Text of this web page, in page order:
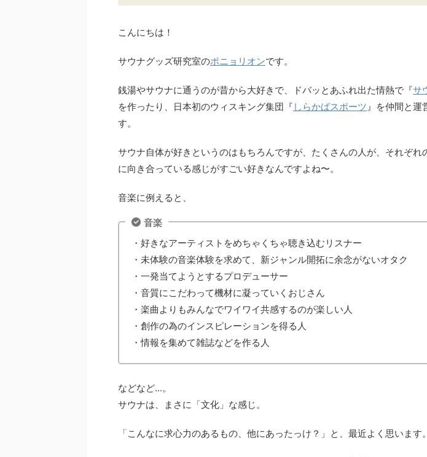
こんにちは！
サウナグッズ研究室のポニョリオンです。
銭湯やサウナに通うのが昔から大好きで、ドバッとあふれ出た情熱で『サ
を作ったり、日本初のウィスキング集団『 しらかばスポーツ 』を仲間と運
す。
サウナ自体が好きというのはもちろんですが、たくさんの人が、それぞれ
に向き合っている感じがすごい好きなんですよね〜。
音楽に例えると、
音楽
・好きなアーティストをめちゃくちゃ聴き込むリスナー
・未体験の音楽体験を求めて、新ジャンル開拓に余念がないオタク
・一発当てようとするプロデューサー
・音質にこだわって機材に凝っていくおじさん
・楽曲よりもみんなでワイワイ共感するのが楽しい人
・創作の為のインスピレーションを得る人
・情報を集めて雑誌などを作る人
などなど...。
サウナは、まさに「文化」な感じ。
「こんなに求心力のあるもの、他にあったっけ？」と、最近よく思います。